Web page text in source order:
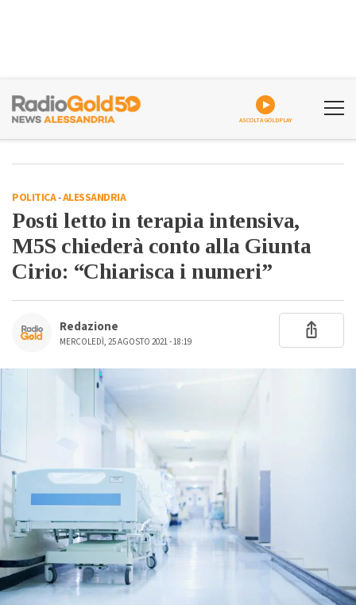
ASCOLTA GOLDPLAY
POLITICA-ALESSANDRIA
Posti letto in terapia intensiva,
M5S chiederà conto alla Giunta
Cirio: “Chiarisca i numeri”
Redazione
MERCOLEDÌ, 25 AGOSTO 2021 - 18:19